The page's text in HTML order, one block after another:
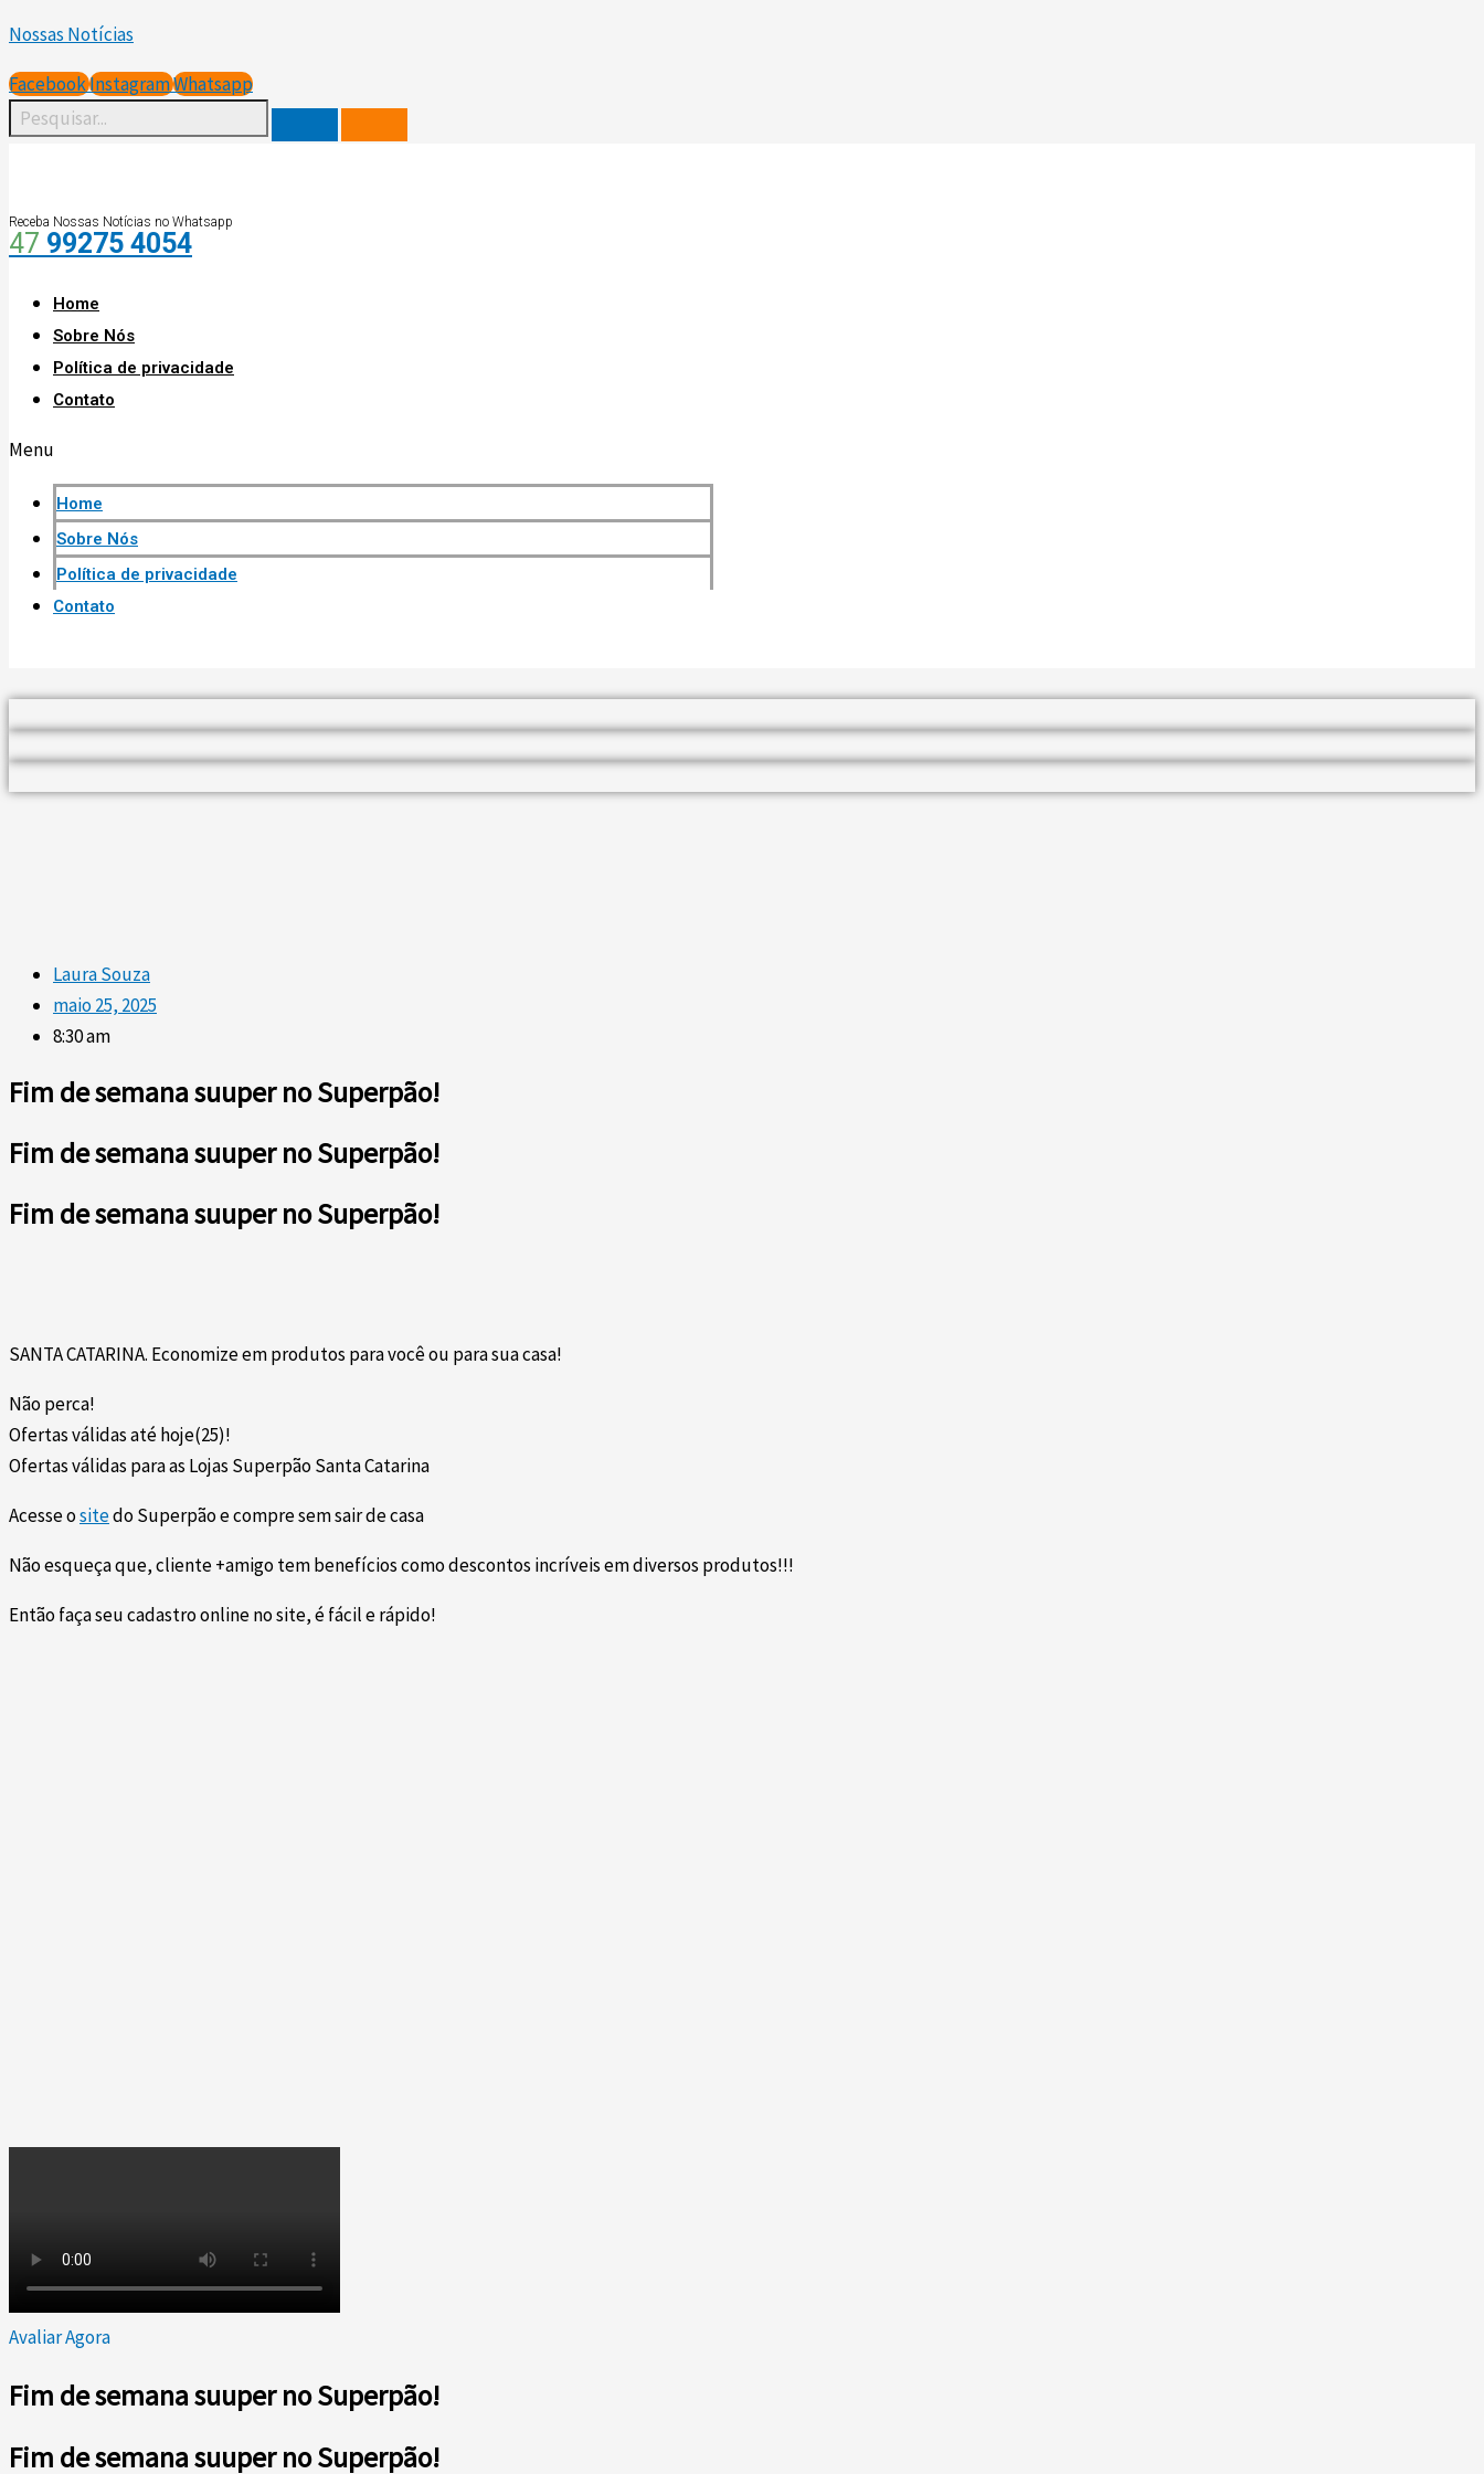
para
o
conteúdo
Nossas Notícias
FacebookInstagramWhatsapp
Receba Nossas Notícias no Whatsapp
47 99275 4054
Home
Sobre Nós
Política de privacidade
Contato
Menu
Home
Sobre Nós
Política de privacidade
Contato
Laura Souza
maio 25, 2025
8:30 am
Fim de semana suuper no Superpão!
Fim de semana suuper no Superpão!
Fim de semana suuper no Superpão!
SANTA CATARINA. Economize em produtos para você ou para sua casa!
Não perca!
Ofertas válidas até hoje(25)!
Ofertas válidas para as Lojas Superpão Santa Catarina
Acesse ositedo Superpão e compre sem sair de casa
Não esqueça que, cliente +amigo tem benefícios como descontos incríveis em diversos produtos!!!
Então faça seu cadastro online no site, é fácil e rápido!
Avaliar Agora
Fim de semana suuper no Superpão!
Fim de semana suuper no Superpão!
Up